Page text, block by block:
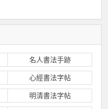
名人書法手跡
心經書法字帖
明清書法字帖